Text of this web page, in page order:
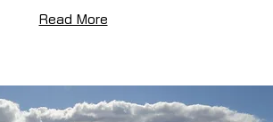
Read More